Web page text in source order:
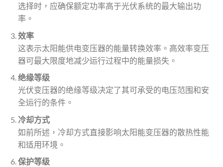
选择时，应确保额定功率高于光伏系统的最大输出功
率。
效率
这表示太阳能供电变压器的能量转换效率。高效率变压
器可最大限度地减少运行过程中的能量损失。
绝缘等级
光伏变压器的绝缘等级决定了其可承受的电压范围和安
全运行的条件。
冷却方式
如前所述，冷却方式直接影响太阳能变压器的散热性能
和适用环境。
保护等级